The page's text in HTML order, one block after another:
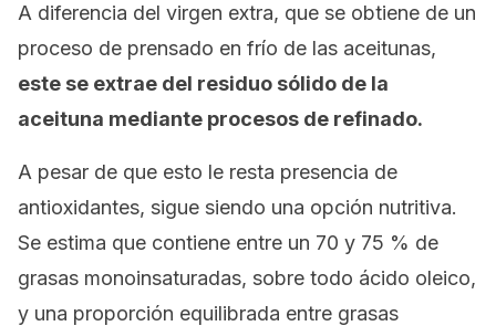
A diferencia del virgen extra, que se obtiene de un
proceso de prensado en frío de las aceitunas,
este se extrae del residuo sólido de la
aceituna mediante procesos de refinado.
A pesar de que esto le resta presencia de
antioxidantes, sigue siendo una opción nutritiva.
Se estima que contiene entre un 70 y 75 % de
grasas monoinsaturadas, sobre todo ácido oleico,
y una proporción equilibrada entre grasas